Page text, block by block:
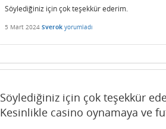
Söylediğiniz için çok teşekkür ederim.
5 Mart 2024 Sverok yorumladı
Söylediğiniz için çok teşekkür
Kesinlikle casino oynamaya ve